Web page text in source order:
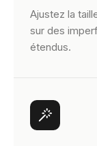
Ajustez la
sur des
étendus.